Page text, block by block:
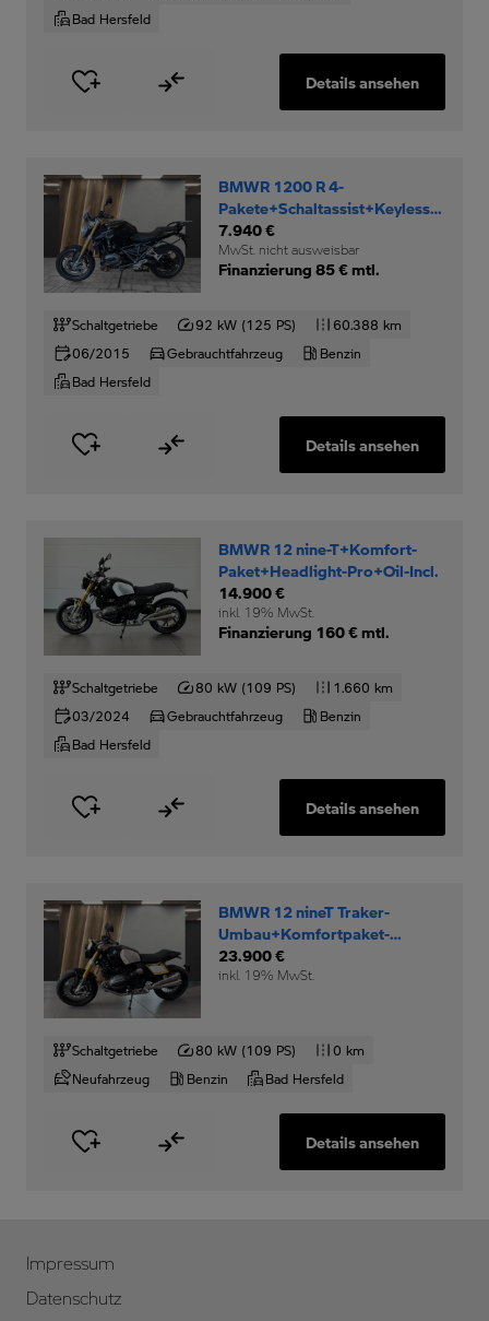
Bad Hersfeld
Details ansehen
BMWR 1200 R 4-
Pakete+Schaltassist+Keyless-
Ride+
7.940 €
MwSt. nicht ausweisbar
Finanzierung 85 € mtl.
Schaltgetriebe 92 kW (125 PS)
60.388 km
06/2015
Gebrauchtfahrzeug
Benzin
Bad Hersfeld
Details ansehen
BMWR 12 nine-T+Komfort-
Paket+Headlight-Pro+Oil-Incl.
14.900 €
inkl. 19% MwSt.
Finanzierung 160 € mtl.
Schaltgetriebe 80 kW (109 PS)
1.660 km
03/2024
Gebrauchtfahrzeug
Benzin
Bad Hersfeld
Details ansehen
BMWR 12 nineT Traker-
Umbau+Komfortpaket-
Option-719-Rad+
23.900 €
inkl. 19% MwSt.
Schaltgetriebe 80 kW (109 PS)
0 km
Neufahrzeug
Benzin Bad Hersfeld
Details ansehen
Impressum
Datenschutz